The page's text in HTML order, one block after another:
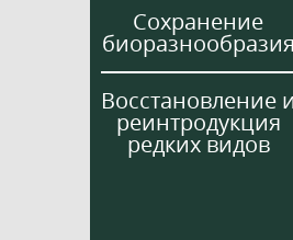
Сохранение
Восстановление
реинтродукция
редких видов